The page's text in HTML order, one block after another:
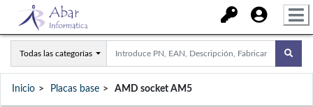
Todas las categorías
Inicio Placas base AMD socket AM5